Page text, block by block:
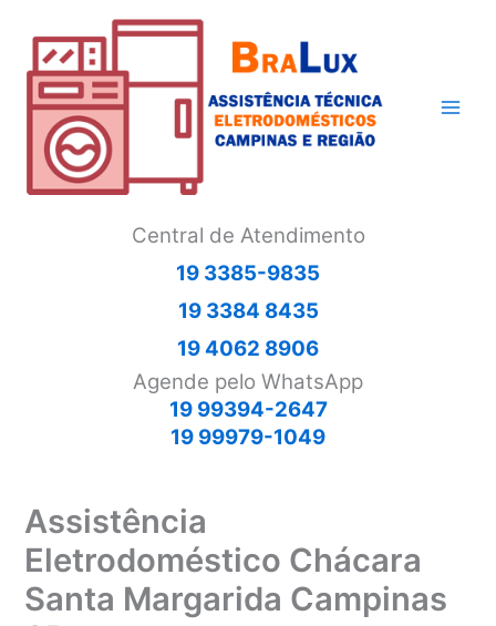
conteúdo
Central de Atendimento
19 3385-9835
19 3384 8435
19 4062 8906
Agende pelo WhatsApp
19 99394-2647
19 99979-1049
Assistência
Eletrodoméstico Chácara
Santa Margarida Campinas